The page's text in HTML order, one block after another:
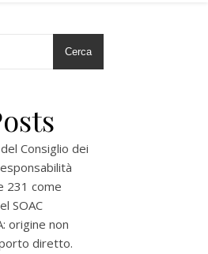
Cerca
Consiglio dei
231 come
SOAC
origine non
diretto.